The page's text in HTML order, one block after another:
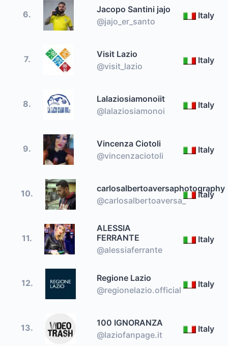
6.
Jacopo Santini jajo
@jajo_er_santo
Italy
7.
Visit Lazio
@visit_lazio
Italy
8.
Lalaziosiamonoiit
@lalaziosiamonoi
Italy
9.
Vincenza Ciotoli
@vincenzaciotoli
Italy
10.
carlosalbertoaversaphotography
@carlosalbertoaversa_
Italy
11.
ALESSIA
FERRANTE
@alessiaferrante
Italy
12.
Regione Lazio
@regionelazio.official
Italy
13.
100 IGNORANZA
@laziofanpage.it
Italy